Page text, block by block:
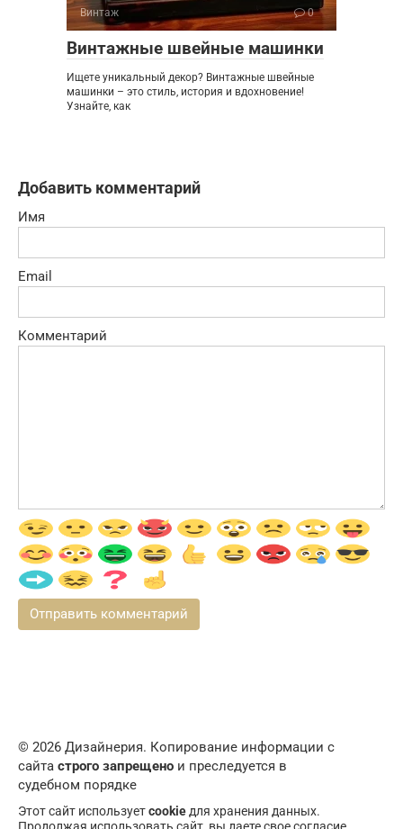
Винтаж 0
Винтажные швейные машинки
Ищете уникальный декор? Винтажные швейные
машинки – это стиль, история и вдохновение!
Узнайте, как
Добавить комментарий
Имя
Email
Комментарий
© 2026 Дизайнерия. Копирование информации с
сайта строго запрещено и преследуется в
судебном порядке
Этот сайт используетcookieдля хранения данных.